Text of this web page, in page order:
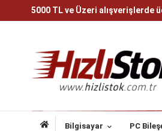
5000 TL ve Üzeri alışverişlerde
Bilgisayar PC